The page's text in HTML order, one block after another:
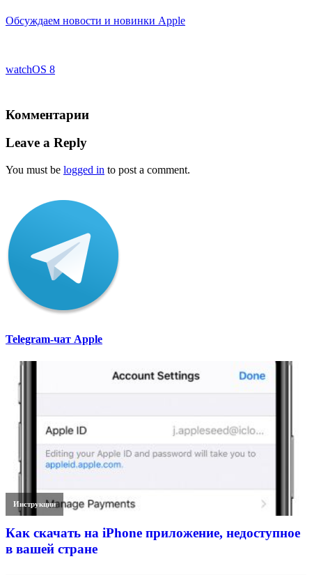
Обсуждаем новости и новинки Apple
watchOS 8
Комментарии
Leave a Reply
You must be logged in to post a comment.
Telegram-чат Apple
Инструкции
Как скачать на iPhone приложение, недоступное
в вашей стране